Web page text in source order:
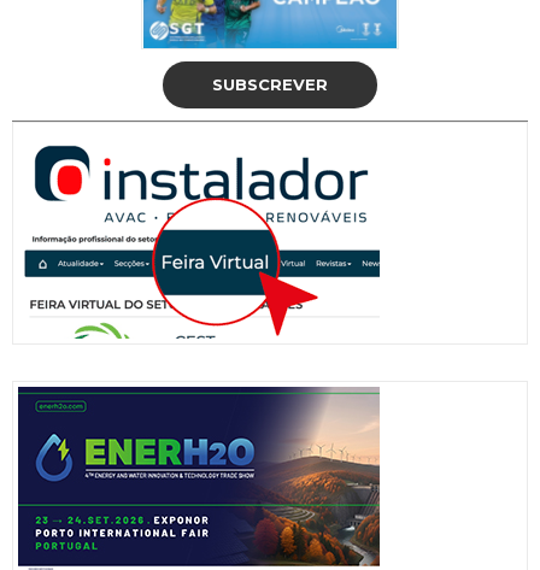
SUBSCREVER